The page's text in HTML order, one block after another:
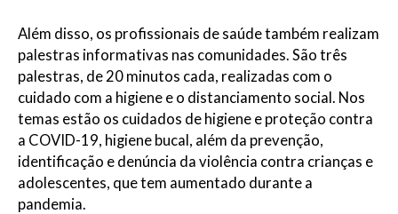
Além disso, os profissionais de saúde também realizam
palestras informativas nas comunidades. São três
palestras, de 20 minutos cada, realizadas com o
cuidado com a higiene e o distanciamento social. Nos
temas estão os cuidados de higiene e proteção contra
a COVID-19, higiene bucal, além da prevenção,
identificação e denúncia da violência contra crianças e
adolescentes, que tem aumentado durante a
pandemia.